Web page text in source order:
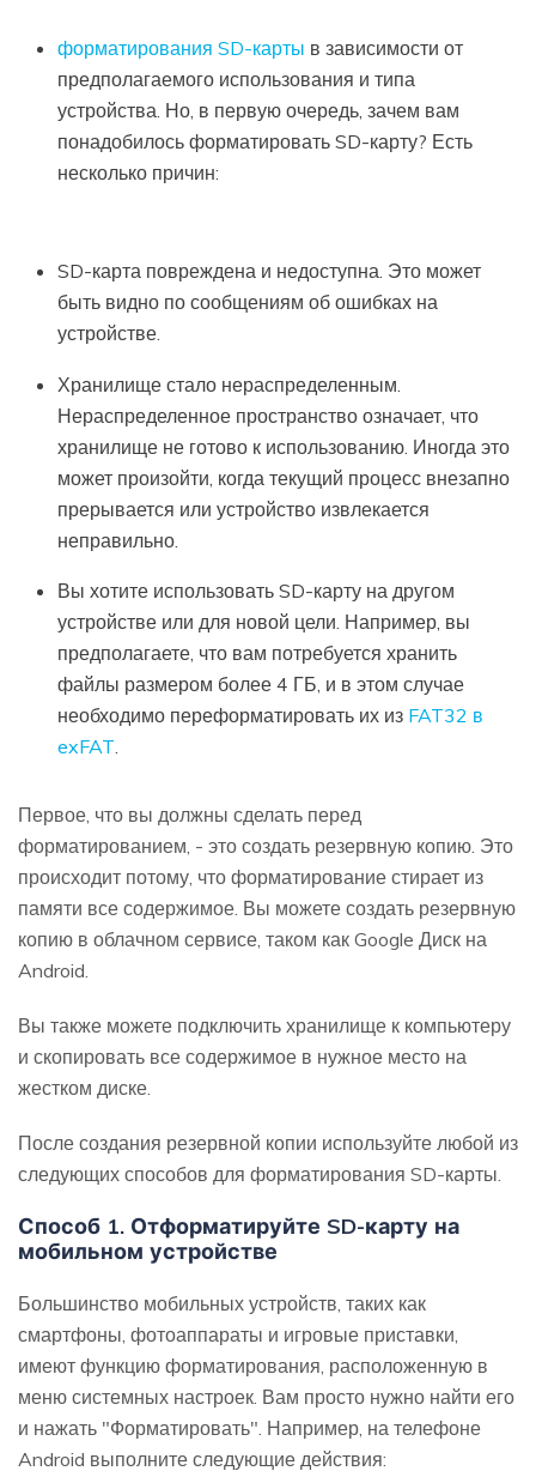
форматирования SD-карты в зависимости от
предполагаемого использования и типа
устройства. Но, в первую очередь, зачем вам
понадобилось форматировать SD-карту? Есть
несколько причин:
SD-карта повреждена и недоступна. Это может
быть видно по сообщениям об ошибках на
устройстве.
Хранилище стало нераспределенным.
Нераспределенное пространство означает, что
хранилище не готово к использованию. Иногда это
может произойти, когда текущий процесс внезапно
прерывается или устройство извлекается
неправильно.
Вы хотите использовать SD-карту на другом
устройстве или для новой цели. Например, вы
предполагаете, что вам потребуется хранить
файлы размером более 4 ГБ, и в этом случае
необходимо переформатировать их из FAT32 в
exFAT.
Первое, что вы должны сделать перед
форматированием, - это создать резервную копию. Это
происходит потому, что форматирование стирает из
памяти все содержимое. Вы можете создать резервную
копию в облачном сервисе, таком как Google Диск на
Android.
Вы также можете подключить хранилище к компьютеру
и скопировать все содержимое в нужное место на
жестком диске.
После создания резервной копии используйте любой из
следующих способов для форматирования SD-карты.
Способ 1. Отформатируйте SD-карту на
мобильном устройстве
Большинство мобильных устройств, таких как
смартфоны, фотоаппараты и игровые приставки,
имеют функцию форматирования, расположенную в
меню системных настроек. Вам просто нужно найти его
и нажать "Форматировать". Например, на телефоне
Android выполните следующие действия: